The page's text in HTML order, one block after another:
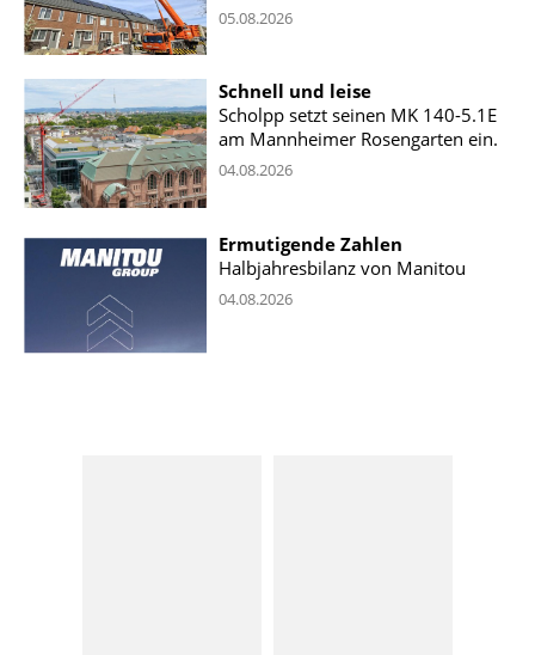
05.08.2026
Schnell und leise
Scholpp setzt seinen MK 140-5.1E
am Mannheimer Rosengarten ein.
04.08.2026
Ermutigende Zahlen
Halbjahresbilanz von Manitou
04.08.2026